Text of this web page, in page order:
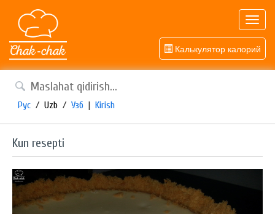
Калькулятор калорий
Рус / Uzb / Узб | Kirish
Kun resepti